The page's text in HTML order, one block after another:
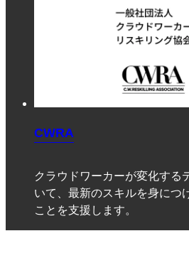
CWRA
クラウドワーカーが変化する
いて、最新のスキルを身につ
ことを支援します。